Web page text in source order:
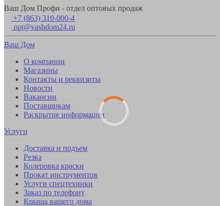
Ваш Дом Профи - отдел оптовых продаж
+7 (863) 310-000-4
opt@vashdom24.ru
Ваш Дом
О компании
Магазины
Контакты и реквизиты
Новости
Вакансии
Поставщикам
Раскрытие информации
Услуги
Доставка и подъем
Резка
Колеровка краски
Прокат инструментов
Услуги спецтехники
Заказ по телефону
Крыша вашего дома